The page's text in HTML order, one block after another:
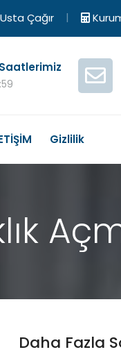
Çağır |
Gizlilik
Daha Fazla